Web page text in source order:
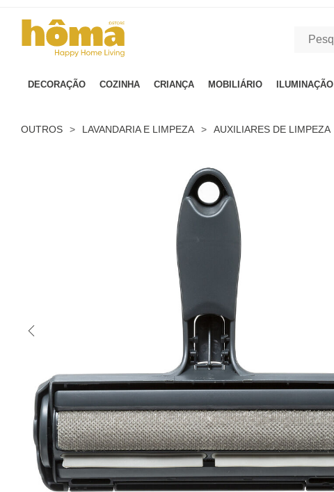
DECORAÇÃO COZINHA CRIANÇA MOBILIÁRIO ILUMINAÇÃO
OUTROS > LAVANDARIA E LIMPEZA > AUXILIARES DE LIMPEZA